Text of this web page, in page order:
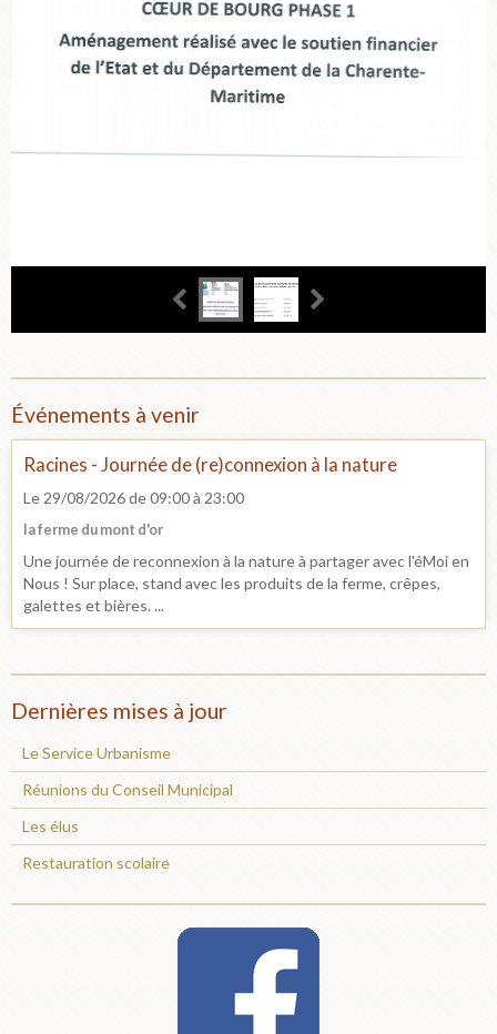
Événements à venir
Racines - Journée de (re)connexion à la nature
Le 29/08/2026de 09:00à 23:00
la ferme du mont d'or
Une journée de reconnexion à la nature à partager avec l'éMoi en
Nous ! Sur place, stand avec les produits de la ferme, crêpes,
galettes et bières. ...
Dernières mises à jour
Le Service Urbanisme
Réunions du Conseil Municipal
Les élus
Restauration scolaire